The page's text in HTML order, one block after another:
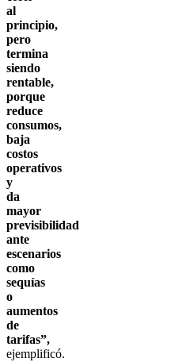
al
principio,
pero
termina
siendo
rentable,
porque
reduce
consumos,
baja
costos
operativos
y
da
mayor
previsibilidad
ante
escenarios
como
sequías
o
aumentos
de
tarifas”,
ejemplificó.